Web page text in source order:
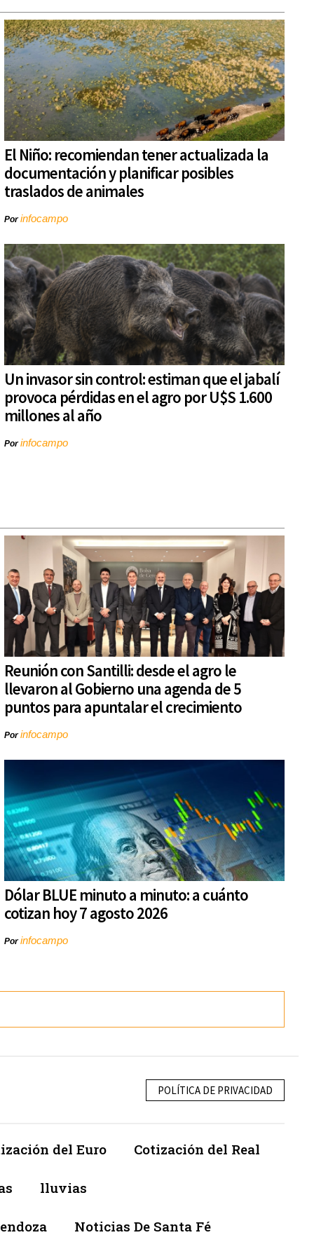
El Niño: recomiendan tener actualizada la
documentación y planificar posibles
traslados de animales
Porinfocampo
Un invasor sin control: estiman que el jabalí
provoca pérdidas en el agro por U$S 1.600
millones al año
Porinfocampo
Reunión con Santilli: desde el agro le
llevaron al Gobierno una agenda de 5
puntos para apuntalar el crecimiento
Porinfocampo
Dólar BLUE minuto a minuto: a cuánto
cotizan hoy 7 agosto 2026
Porinfocampo
POLÍTICA DE PRIVACIDAD
del Euro Cotización del Real
lluvias
Noticias De Santa Fé